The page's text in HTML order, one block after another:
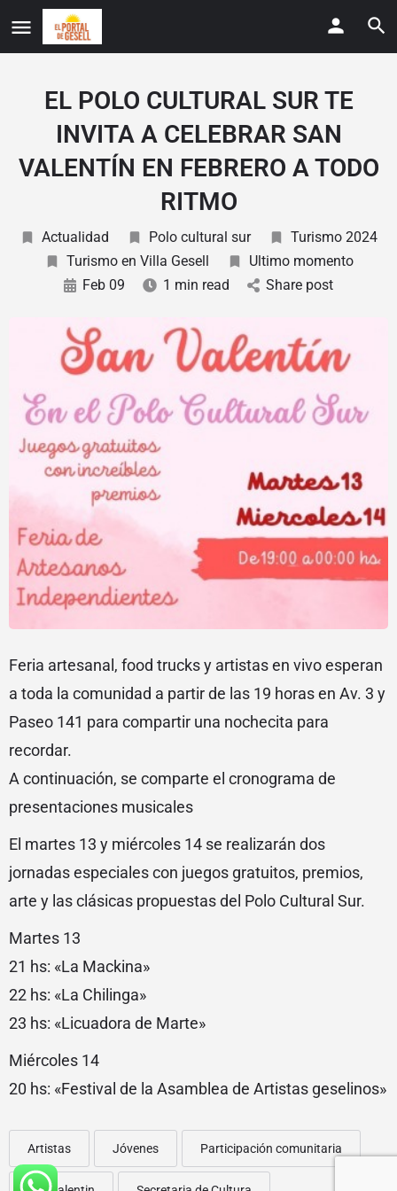
EL POLO CULTURAL SUR TE
INVITA A CELEBRAR SAN
VALENTÍN EN FEBRERO A TODO
RITMO
Actualidad Polo cultural sur
Turismo 2024
Turismo en Villa Gesell
Ultimo momento
Feb 09
1 min read Share post
Feria artesanal, food trucks y artistas en vivo esperan
a toda la comunidad a partir de las 19 horas en Av. 3 y
Paseo 141 para compartir una nochecita para
recordar.
A continuación, se comparte el cronograma de
presentaciones musicales
El martes 13 y miércoles 14 se realizarán dos
jornadas especiales con juegos gratuitos, premios,
arte y las clásicas propuestas del Polo Cultural Sur.
Martes 13
21 hs: «La Mackina»
22 hs: «La Chilinga»
23 hs: «Licuadora de Marte»
Miércoles 14
20 hs: «Festival de la Asamblea de Artistas geselinos»
Artistas Jóvenes Participación comunitaria